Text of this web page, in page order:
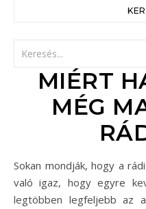
MIÉRT
MÉG
Sokan mondják, hogy a rádiózás kora már régen lejárt, és
való igaz, hogy egyre
legtöbben legfeljebb az